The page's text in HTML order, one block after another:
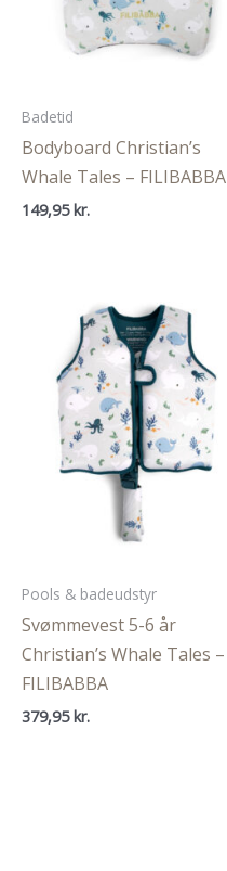
Badetid
Bodyboard Christian’s
Whale Tales – FILIBABBA
149,95kr.
Pools & badeudstyr
Svømmevest 5-6 år
Christian’s Whale Tales –
FILIBABBA
379,95 kr.